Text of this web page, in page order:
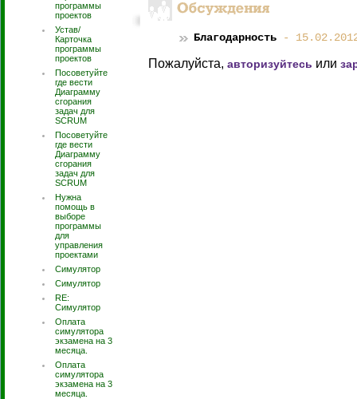
программы
проектов
Устав/
Карточка
программы
проектов
Посоветуйте
где вести
Диаграмму
сгорания
задач для
SCRUM
Посоветуйте
где вести
Диаграмму
сгорания
задач для
SCRUM
Нужна
помощь в
выборе
программы
для
управления
проектами
Симулятор
Симулятор
RE:
Симулятор
Оплата
симулятора
экзамена на 3
месяца.
Оплата
симулятора
экзамена на 3
месяца.
Благодарность -
Пожалуйста, авторизуйтесь или